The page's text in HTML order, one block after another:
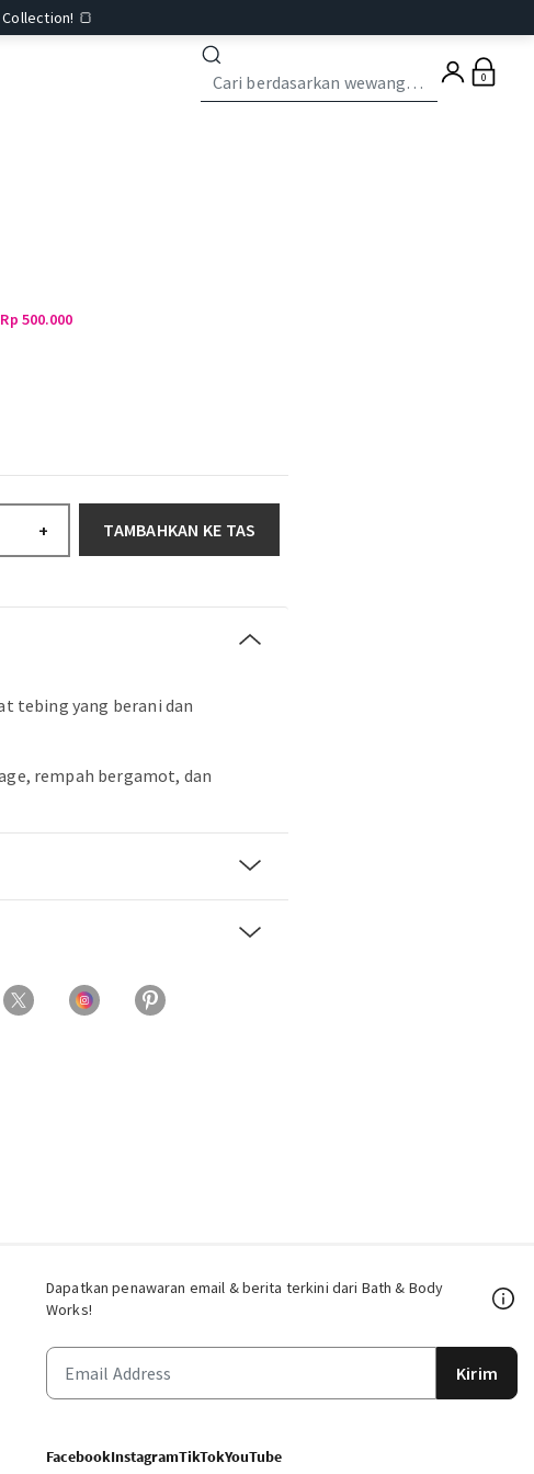
🍞
0
500.000
+ TAMBAHKAN KE TAS
tebing yang berani dan
rempah bergamot, dan
Dapatkan penawaran email & berita terkini dari Bath & Body
Works!
Kirim
FacebookInstagramTikTokYouTube